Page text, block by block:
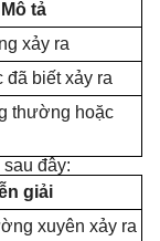
Mô tả
xảy ra
đã biết xảy ra
thường hoặc
đây:
giải
xuyên xảy ra